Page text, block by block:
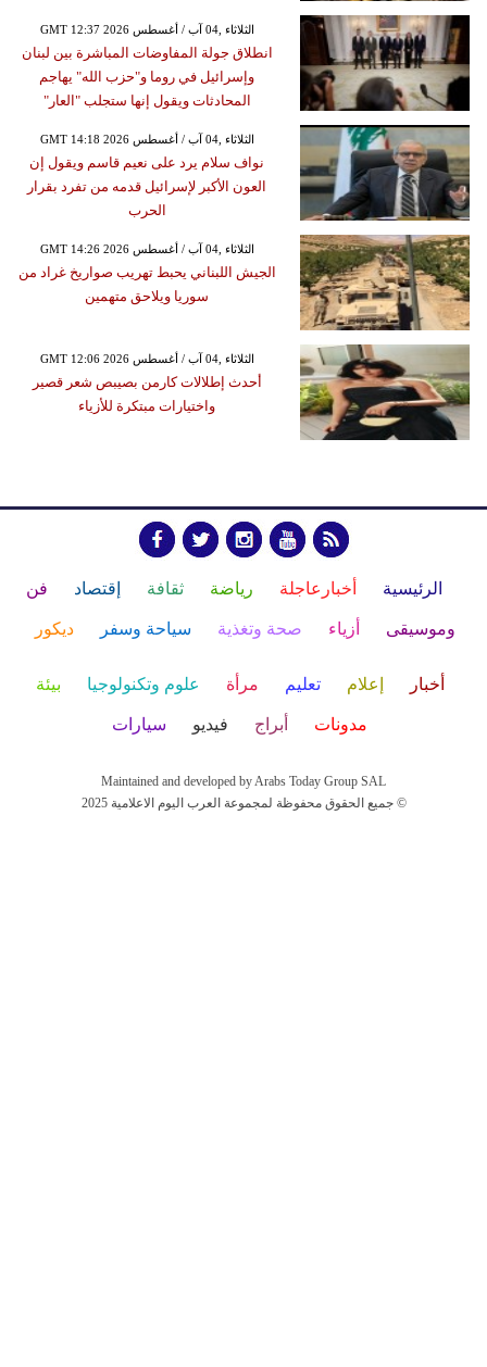
GMT 12:37 2026 الثلاثاء ,04 آب / أغسطس
انطلاق جولة المفاوضات المباشرة بين لبنان
وإسرائيل في روما و"حزب الله" يهاجم
المحادثات ويقول إنها ستجلب "العار"
GMT 14:18 2026 الثلاثاء ,04 آب / أغسطس
نواف سلام يرد على نعيم قاسم ويقول إن
العون الأكبر لإسرائيل قدمه من تفرد بقرار
الحرب
GMT 14:26 2026 الثلاثاء ,04 آب / أغسطس
الجيش اللبناني يحبط تهريب صواريخ غراد من
سوريا ويلاحق متهمين
GMT 12:06 2026 الثلاثاء ,04 آب / أغسطس
أحدث إطلالات كارمن بصيبص شعر قصير
واختيارات مبتكرة للأزياء
الرئيسية أخبارعاجلة رياضة ثقافة إقتصاد فن
وموسيقى أزياء صحة وتغذية سياحة وسفر ديكور
أخبار إعلام تعليم مرأة علوم وتكنولوجيا بيئة
مدونات أبراج فيديو سيارات
Maintained and developed by Arabs Today Group SAL
جميع الحقوق محفوظة لمجموعة العرب اليوم الاعلامية 2025 ©